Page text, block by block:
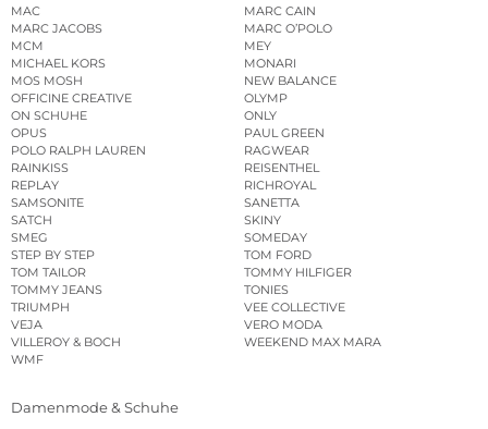
MAC
MARC CAIN
MARC JACOBS
MARC O’POLO
MCM
MEY
MICHAEL KORS
MONARI
MOS MOSH
NEW BALANCE
OFFICINE CREATIVE
OLYMP
ON SCHUHE
ONLY
OPUS
PAUL GREEN
POLO RALPH LAUREN
RAGWEAR
RAINKISS
REISENTHEL
REPLAY
RICHROYAL
SAMSONITE
SANETTA
SATCH
SKINY
SMEG
SOMEDAY
STEP BY STEP
TOM FORD
TOM TAILOR
TOMMY HILFIGER
TOMMY JEANS
TONIES
TRIUMPH
VEE COLLECTIVE
VEJA
VERO MODA
VILLEROY & BOCH
WEEKEND MAX MARA
WMF
Damenmode & Schuhe